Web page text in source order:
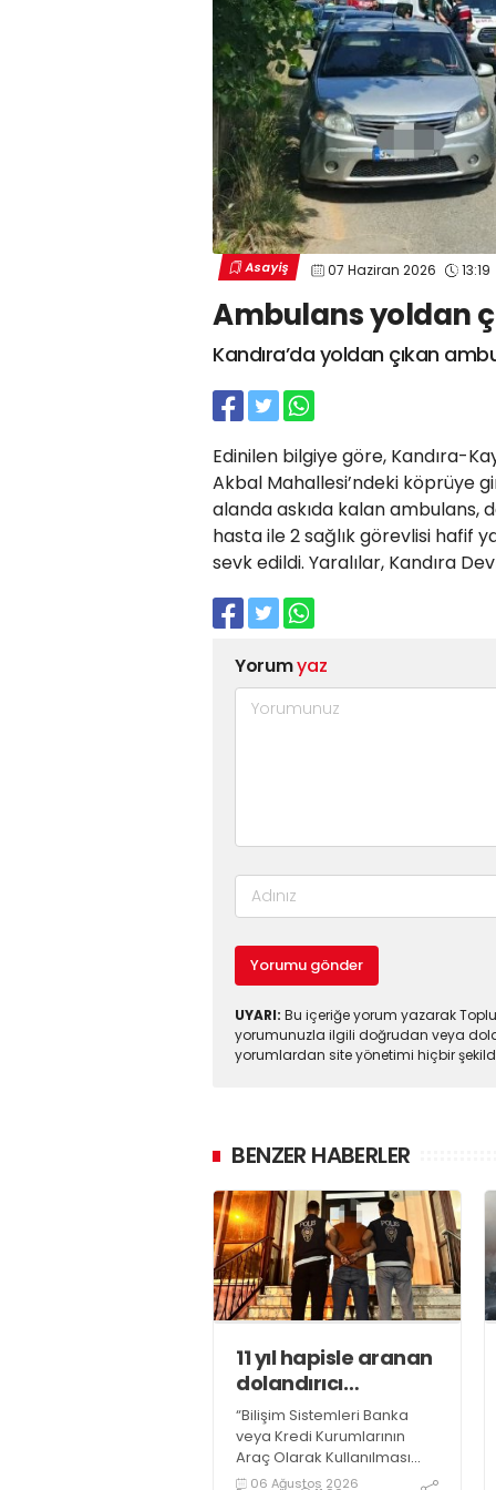
Asayiş 07 Haziran 2026 13:19
Ambulans yoldan
Kandıra’da yoldan çıkan
Edinilen bilgiye göre, Kandıra-
Akbal Mahallesi’ndeki köprüye
alanda askıda kalan ambulans,
hasta ile 2 sağlık görevlisi hafif
sevk edildi. Yaralılar, Kandıra
Yorumyaz
Yorumu gönder
UYARI: Bu içeriğe yorum yazarak
yorumunuzla ilgili doğrudan veya
yorumlardan site yönetimi hiçbir
BENZER HABERLER
11 yıl hapisle aranan
dolandırıcı
yakalandı
“Bilişim Sistemleri Banka
veya Kredi Kurumlarının
Araç Olarak Kullanılması
Suretiyle Dolandırıcılık”
06 Ağustos 2026